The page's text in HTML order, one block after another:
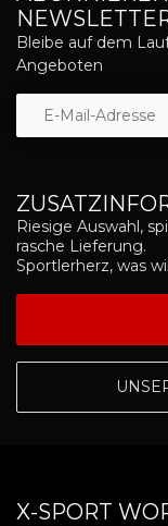
Riesige Auswahl,
rasche Lieferung.
Sportlerherz, was
Bleibe auf dem
Angeboten
X-SPORT